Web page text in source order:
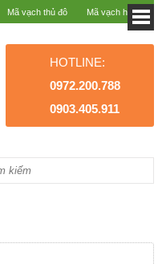
Mã vạch thủ đô Mã vạch hà nội
HOTLINE:
0972.200.788
0903.405.911